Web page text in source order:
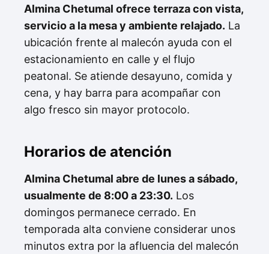
Almina Chetumal ofrece terraza con vista,
servicio a la mesa y ambiente relajado. La
ubicación frente al malecón ayuda con el
estacionamiento en calle y el flujo
peatonal. Se atiende desayuno, comida y
cena, y hay barra para acompañar con
algo fresco sin mayor protocolo.
Horarios de atención
Almina Chetumal abre de lunes a sábado,
usualmente de 8:00 a 23:30. Los
domingos permanece cerrado. En
temporada alta conviene considerar unos
minutos extra por la afluencia del malecón